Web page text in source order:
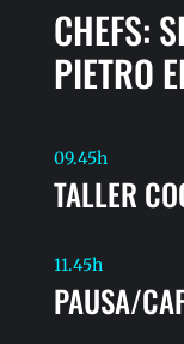
CHEFS:
PIETRO
09.45h
TALLER
11.45h
PAUSA/